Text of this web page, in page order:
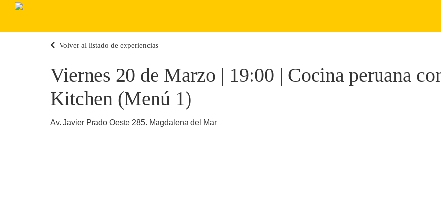
Volver al listado de experiencias
Viernes 20 de Marzo | 19:00 | Cocina peruana
Kitchen (Menú 1)
Av. Javier Prado Oeste 285. Magdalena del Mar